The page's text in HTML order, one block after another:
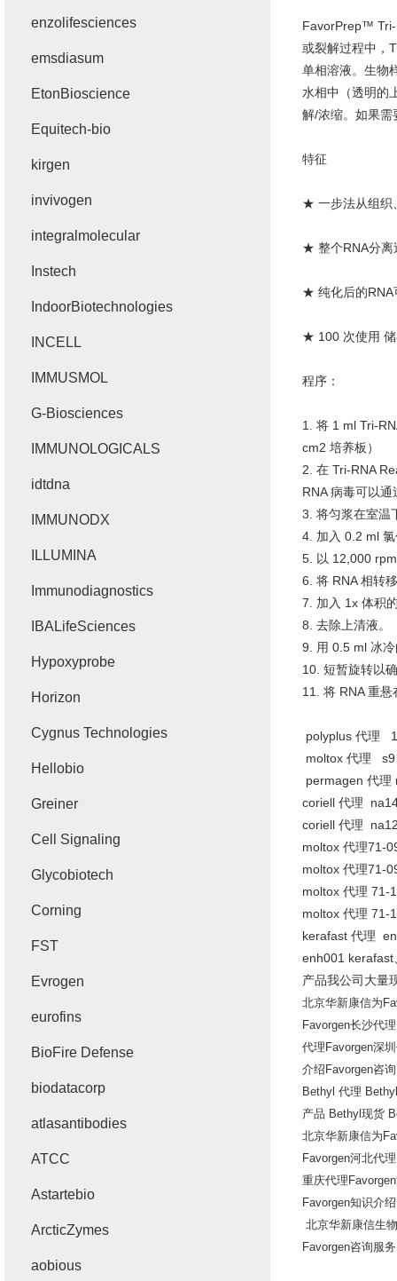
FavorPrep™
或裂解过程中，
单相溶液。生物
水相中（透明的
解/浓缩。如果需
特征
★ 一步法从组织
★ 整个RNA分离
★ 纯化后的RNA
★ 100 次使用
程序：
1. 将 1 ml Tri-
cm2 培养板）
2. 在 Tri-RNA
RNA病毒可以通
3. 将匀浆在室温
4. 加入 0.2 ml
5.
以 12,000
6. 将 RNA相转
7. 加入 1x 体积
8. 去除上清液。
9.
用 0.5 ml 冰
10. 短暂旋转以
11. 将 RNA重悬
polyplus 代理
moltox 代理
permagen 代理
coriell 代理
coriell 代理
moltox 代理71-
moltox 代理71-
moltox 代理 71-
moltox 代理 71-
kerafast 代理
enh001 kerafast
产品我公司大量
北京华新康信为
Favorgen长沙代理
代理 Favorgen深
介绍 Favorgen咨询
Bethyl 代理 Bethyl
产品 Bethyl 现货
北京华新康信为
Favorgen河北代理
重庆代理 Favorgen
Favorgen知识介绍
北京华新康信生
Favorgen咨询服
enzolifesciences
emsdiasum
EtonBioscience
Equitech-bio
kirgen
invivogen
integralmolecular
Instech
IndoorBiotechnologies
INCELL
IMMUSMOL
G-Biosciences
IMMUNOLOGICALS
idtdna
IMMUNODX
ILLUMINA
Immunodiagnostics
IBALifeSciences
Hypoxyprobe
Horizon
Cygnus Technologies
Hellobio
Greiner
Cell Signaling
Glycobiotech
Corning
FST
Evrogen
eurofins
BioFire Defense
biodatacorp
atlasantibodies
ATCC
Astartebio
ArcticZymes
aobious